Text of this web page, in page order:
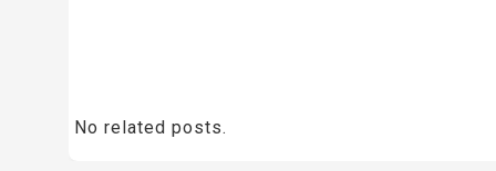
No related posts.